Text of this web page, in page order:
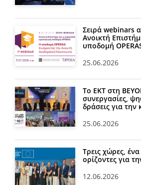
Σειρά webinars
Ανοικτή
υποδομή
25.06.2026
Το ΕΚΤ στη
συνεργασίες,
δράσεις για την
25.06.2026
Τρεις χώρες,
ορίζοντες για
12.06.2026